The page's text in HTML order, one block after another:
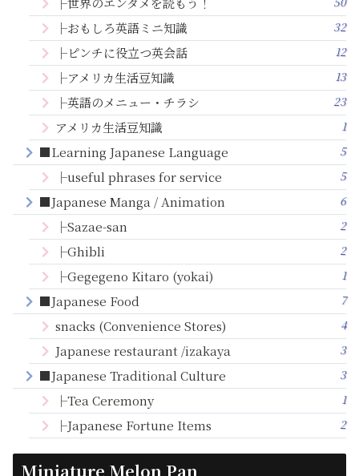
├おもしろ英語ミニ知識 32
├ピンチに役立つ英会話 12
├アメリカ生活豆知識 13
├英語のメニュー・チラシ 23
アメリカ生活豆知識 1
■Learning Japanese Language 5
├useful phrases for service 5
■Japanese Manga / Animation 6
├Sazae-san 2
├Ghibli 2
├Gegegeno Kitaro (yokai) 1
■Japanese Food 7
snacks (Convenience Stores) 4
Japanese restaurant /izakaya 3
■Japanese Traditional Culture 3
├Tea Ceremony 1
├Japanese Fortune Items 2
Miniature Melon Pan